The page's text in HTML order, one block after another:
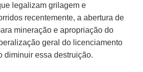
legalizam grilagem e
recentemente, a abertura de
mineração e apropriação do
geral do licenciamento
diminuir essa destruição.